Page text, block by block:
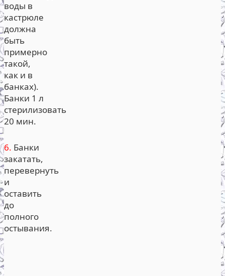
воды в
кастрюле
должна
быть
примерно
такой,
как и в
банках).
Банки 1 л
стерилизовать
20 мин.
6. Банки
закатать,
перевернуть
и
оставить
до
полного
остывания.